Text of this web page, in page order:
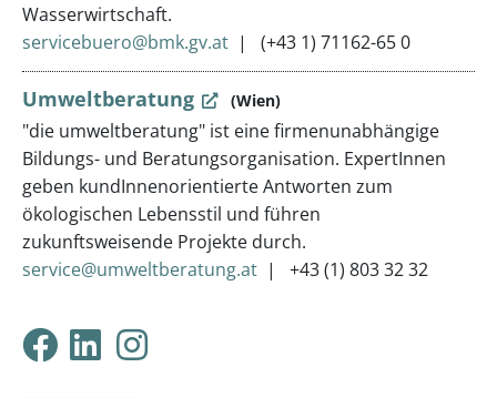
Wasserwirtschaft.
servicebuero@bmk.gv.at
(+43 1) 71162-65 0
Umweltberatung (Wien)
"die umweltberatung" ist eine firmenunabhängige
Bildungs- und Beratungsorganisation. ExpertInnen
geben kundInnenorientierte Antworten zum
ökologischen Lebensstil und führen
zukunftsweisende Projekte durch.
service@umweltberatung.at
+43 (1) 803 32 32
Klimabündnis Tirol auf
Klimabündnis Tirol auf